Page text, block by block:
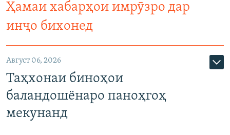
Ҳамаи хабарҳои имрӯзро дар
инҷо бихонед
Август 06, 2026
Таҳхонаи биноҳои
баландошёнаро паноҳгоҳ
мекунанд